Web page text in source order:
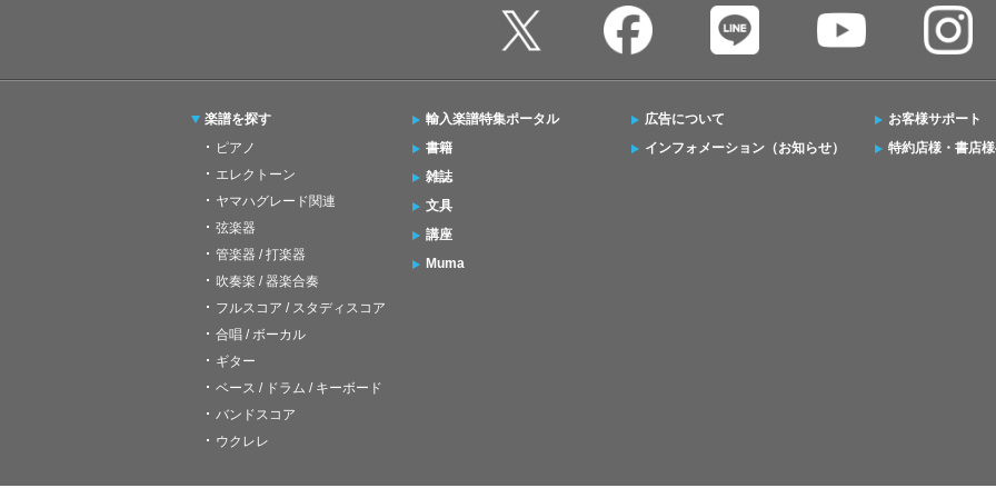
楽譜を探す
ピアノ
エレクトーン
ヤマハグレード関連
弦楽器
管楽器 / 打楽器
吹奏楽 / 器楽合奏
フルスコア / スタディスコア
合唱 / ボーカル
ギター
ベース / ドラム / キーボード
バンドスコア
ウクレレ
輸入楽譜特集ポータル
書籍
雑誌
文具
講座
Muma
広告について
インフォメーション（お知らせ）
お客様サポート
特約店様・書店